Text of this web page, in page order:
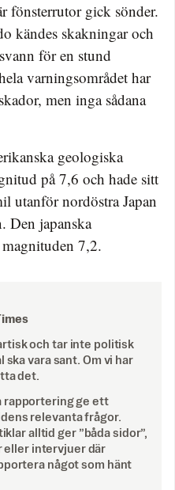
fönsterrutor gick sönder.
kändes skakningar och
för en stund
varningsområdet har
men inga sådana
geologiska
på 7,6 och hade sitt
utanför nordöstra Japan
Den japanska
7,2.
och tar inte politisk
vara sant. Om vi har
det.
rapportering ge ett
relevanta frågor.
alltid ger ”båda sidor”,
eller intervjuer där
något som hänt